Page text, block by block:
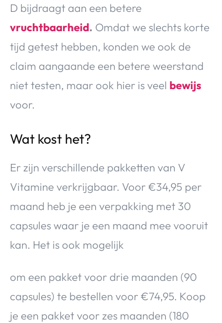
D bijdraagt aan een betere
vruchtbaarheid. Omdat we slechts korte
tijd getest hebben, konden we ook de
claim aangaande een betere weerstand
niet testen, maar ook hier is veel bewijs
voor.
Wat kost het?
Er zijn verschillende pakketten van V
Vitamine verkrijgbaar. Voor €34,95 per
maand heb je een verpakking met 30
capsules waar je een maand mee vooruit
kan. Het is ook mogelijk
om een pakket voor drie maanden (90
capsules) te bestellen voor €74,95. Koop
je een pakket voor zes maanden (180